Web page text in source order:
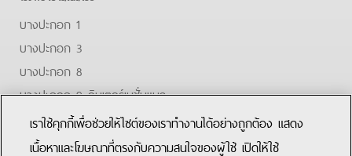
บางปะกอก 1
บางปะกอก 3
บางปะกอก 8
บางปะกอก 9 อินเตอร์เนชั่นแนล
ปิยะเวท
บางปะกอก-รังสิต 2
เราใช้คุกกี้เพื่อช่วยให้ไซต์ของเราทำงานได้อย่างถูกต้อง แสดง
เนื้อหาและโฆษณาที่ตรงกับความสนใจของผู้ใช้ เปิดให้ใช้